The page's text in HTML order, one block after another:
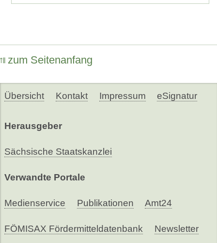
zum Seitenanfang
Übersicht Kontakt Impressum eSignatur
Herausgeber
Sächsische Staatskanzlei
Verwandte Portale
Medienservice Publikationen Amt24
FÖMISAX Fördermitteldatenbank Newsletter